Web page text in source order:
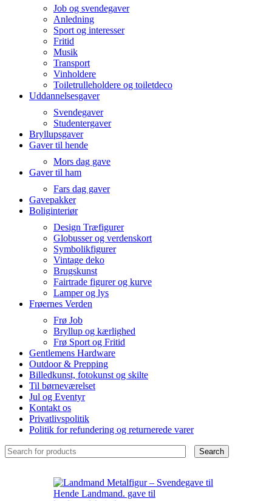
Job og svendegaver
Anledning
Sport og interesser
Fritid
Musik
Transport
Vinholdere
Toiletrulleholdere og toiletdeco
Uddannelsesgaver
Svendegaver
Studentergaver
Bryllupsgaver
Gaver til hende
Mors dag gave
Gaver til ham
Fars dag gaver
Gavepakker
Boliginteriør
Design Træfigurer
Globusser og verdenskort
Symbolikfigurer
Vintage deko
Brugskunst
Fairtrade figurer og kurve
Lamper og lys
Frøernes Verden
Frø Job
Bryllup og kærlighed
Frø Sport og Fritid
Gentlemens Hardware
Outdoor & Prepping
Billedkunst, fotokunst og skilte
Til børneværelset
Jul og Eventyr
Kontakt os
Privatlivspolitik
Politik for refundering og returnerede varer
Search